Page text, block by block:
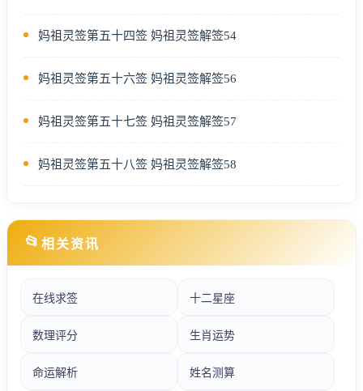
妈祖灵签第五十四签 妈祖灵签解签54
妈祖灵签第五十六签 妈祖灵签解签56
妈祖灵签第五十七签 妈祖灵签解签57
妈祖灵签第五十八签 妈祖灵签解签58
📂 相关资讯
在线求签 十二星座
数理评分 生肖运势
命运解析 姓名测算